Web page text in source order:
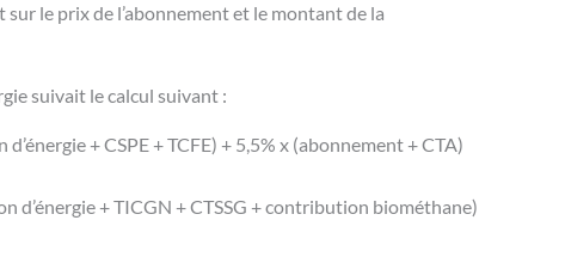
sur le prix de l’abonnement et le montant de la
suivait le calcul suivant :
+ CSPE + TCFE) + 5,5% x (abonnement + CTA)
d’énergie + TICGN + CTSSG + contribution biométhane)